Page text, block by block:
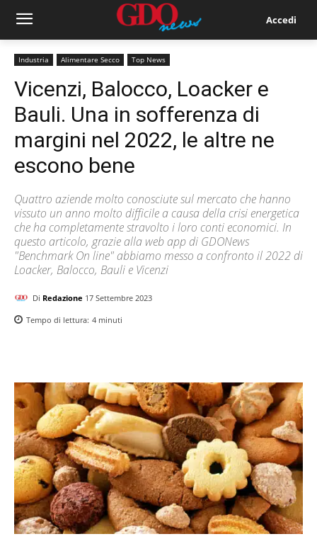
Accedi
Industria Alimentare Secco Top News
Vicenzi, Balocco, Loacker e
Bauli. Una in sofferenza di
margini nel 2022, le altre ne
escono bene
Quattro aziende molto conosciute sul mercato che hanno
vissuto un anno molto difficile a causa della crisi energetica
che ha completamente stravolto i loro conti economici. In
questo articolo, grazie alla web app di GDONews
"Benchmark On line" abbiamo messo a confronto il 2022 di
Loacker, Balocco, Bauli e Vicenzi
Di Redazione 17 Settembre 2023
Tempo di lettura: 4 minuti